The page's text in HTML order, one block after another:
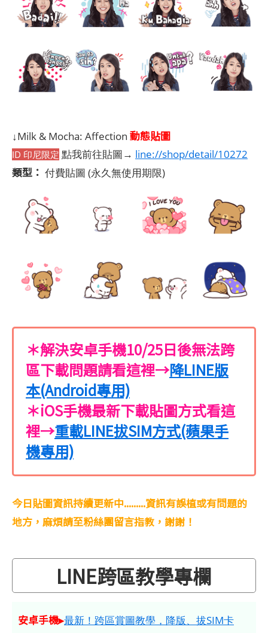
↓Milk & Mocha: Affection 動態貼圖
ID 印尼限定 點我前往貼圖→ line://shop/detail/10272
類型： 付費貼圖 (永久無使用期限)
＊解決安卓手機10/25日後無法跨
區下載問題請看這裡→降LINE版
本(Android專用)
＊iOS手機最新下載貼圖方式看這
裡→重載LINE拔SIM方式(蘋果手
機專用)
今日貼圖資訊持續更新中.........資訊有誤植或有問題的
地方，麻煩請至粉絲團留言指教，謝謝！
LINE跨區教學專欄
安卓手機▸最新！跨區賞圖教學，降版、拔SIM卡